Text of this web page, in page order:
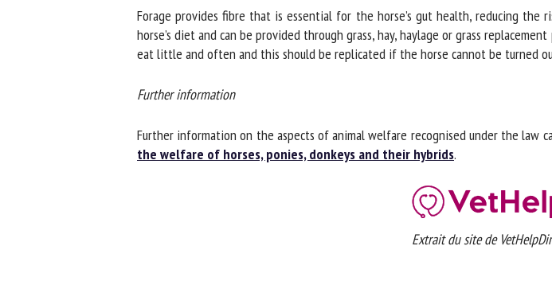
Forage provides fibre that is essential for the horse’s gut health, reducing the
horse’s diet and can be provided through grass, hay, haylage or grass
eat little and often and this should be replicated if the horse cannot be turned
Further information
Further information on the aspects of animal welfare recognised under the law
the welfare of horses, ponies, donkeys and their hybrids.
Extrait du site de